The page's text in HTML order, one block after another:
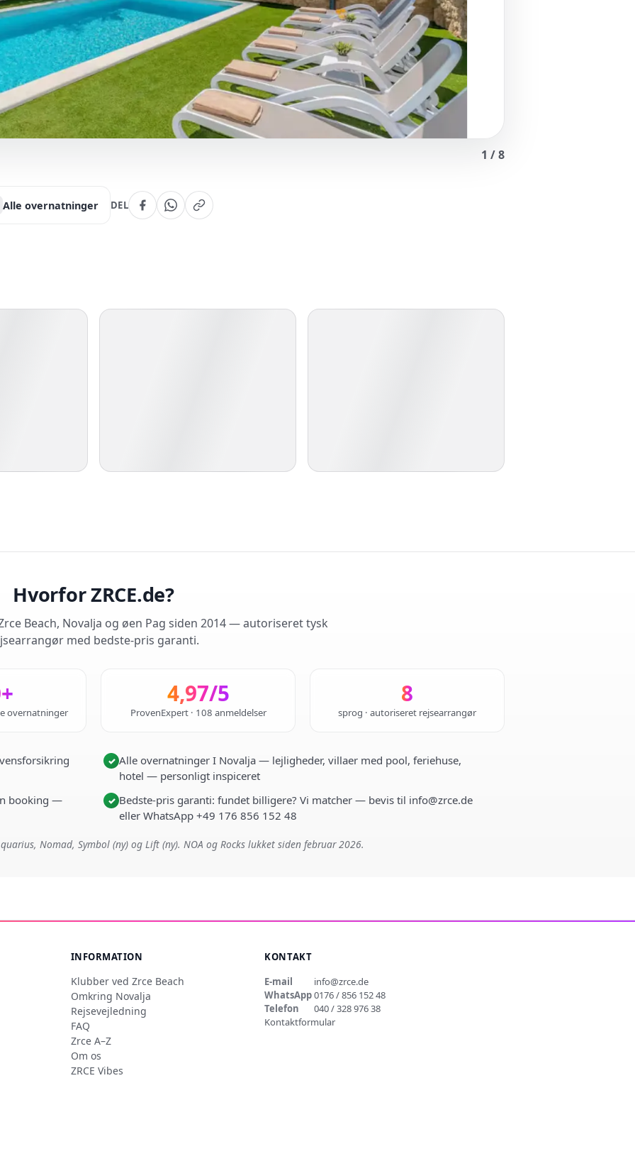
1 /8
Alle overnatninger DEL
Hvorfor ZRCE.de?
Beach, Novalja og øen Pag siden 2014 — autoriseret tysk
med bedste-pris garanti.
overnatninger
4,97/5
ProvenExpert · 108 anmeldelser
8
sprog · autoriseret rejsearrangør
✓ Alle overnatninger I Novalja — lejligheder, villaer med pool, feriehuse,
hotel — personligt inspiceret
booking —
✓ Bedste-pris garanti: fundet billigere? Vi matcher — bevis til info@zrce.de
eller WhatsApp +49 176 856 152 48
Nomad, Symbol (ny) og Lift (ny). NOA og Rocks lukket siden februar 2026.
INFORMATION
Klubber ved Zrce Beach
Omkring Novalja
Rejsevejledning
FAQ
Zrce A–Z
Om os
ZRCE Vibes
KONTAKT
E-mail
info@zrce.de
WhatsApp0176 / 856 152 48
Telefon
040 / 328 976 38
Kontaktformular